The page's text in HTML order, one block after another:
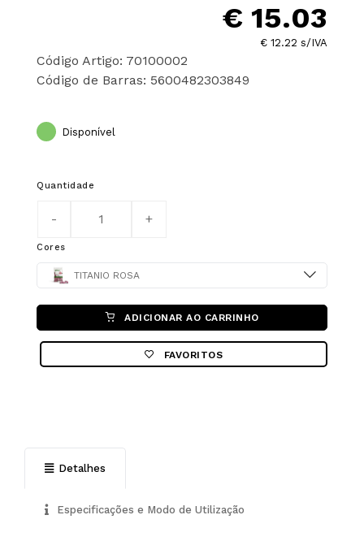
€ 15.03
€ 12.22 s/IVA
Código Artigo: 70100002
Código de Barras: 5600482303849
Disponível
Quantidade
Cores
Color TITANIO ROSA
ADICIONAR AO CARRINHO
FAVORITOS
Detalhes
Especificações e Modo de Utilização